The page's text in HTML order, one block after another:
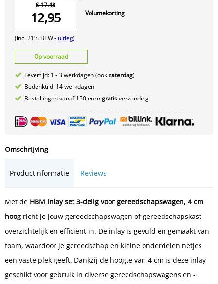
€ 17.48
12,95
(inc. 21% BTW - uitleg)
Volumekorting
Op voorraad
Levertijd: 1 - 3 werkdagen (ookzaterdag)
Bedenktijd: 14 werkdagen
Bestellingen vanaf 150 eurogratisverzending
Omschrijving
Productinformatie Reviews
Met de HBM inlay set 3-delig voor gereedschapswagen, 4 cm
hoog richt je jouw gereedschapswagen of gereedschapskast
overzichtelijk en efficiënt in. De inlay is gevuld en gemaakt van
foam, waardoor je gereedschap en kleine onderdelen netjes
een vaste plek geeft. Dankzij de hoogte van 4 cm is deze inlay
geschikt voor gebruik in diverse gereedschapswagens en -